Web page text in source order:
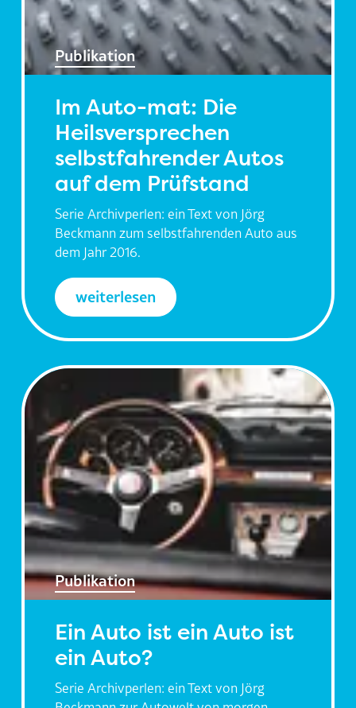
Publikation
Im Auto-mat: Die
Heilsversprechen
selbstfahrender Autos
auf dem Prüfstand
Serie Archivperlen: ein Text von Jörg
Beckmann zum selbstfahrenden Auto aus
dem Jahr 2016.
weiterlesen
Publikation
Ein Auto ist ein Auto ist
ein Auto?
Serie Archivperlen: ein Text von Jörg